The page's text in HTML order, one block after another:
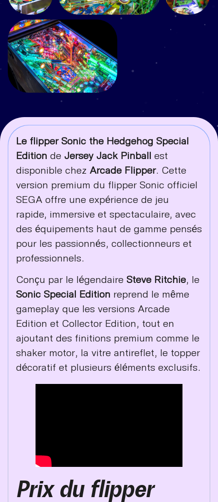
Le flipper Sonic the Hedgehog Special
Edition de Jersey Jack Pinball est
disponible chez Arcade Flipper. Cette
version premium du flipper Sonic officiel
SEGA offre une expérience de jeu
rapide, immersive et spectaculaire, avec
des équipements haut de gamme pensés
pour les passionnés, collectionneurs et
professionnels.
Conçu par le légendaire Steve Ritchie, le
Sonic Special Edition reprend le même
gameplay que les versions Arcade
Edition et Collector Edition, tout en
ajoutant des finitions premium comme le
shaker motor, la vitre antireflet, le topper
décoratif et plusieurs éléments exclusifs.
Prix du flipper